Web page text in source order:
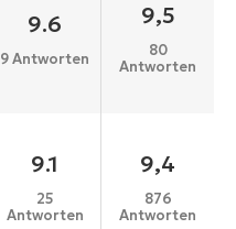
9.6
9 Antworten
9,5
80
Antworten
9.1
25
Antworten
9,4
876
Antworten